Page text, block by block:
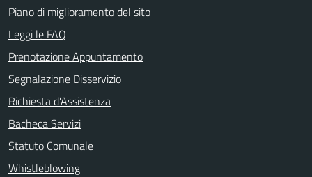
Piano di miglioramento del sito
Leggi le FAQ
Prenotazione Appuntamento
Segnalazione Disservizio
Richiesta d'Assistenza
Bacheca Servizi
Statuto Comunale
Whistleblowing